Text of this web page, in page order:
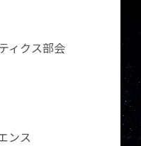
ィクス部会
ンス